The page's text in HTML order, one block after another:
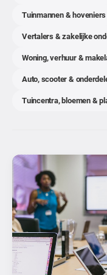
Tuinmannen & hoveniers
Vertalers & zakelijke
Woning, verhuur &
Auto, scooter &
Tuincentra, bloemen &